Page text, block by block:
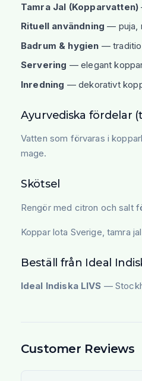
Tamra Jal (Kopparvatten)
Rituell användning — puja,
Badrum & hygien —
Servering — elegant
Inredning — dekorativt
Ayurvediska fördelar
Vatten som förvaras i
mage.
Skötsel
Rengör med citron och salt
Koppar lota Sverige, tamra
Beställ från Ideal
Ideal Indiska LIVS —
Customer Reviews